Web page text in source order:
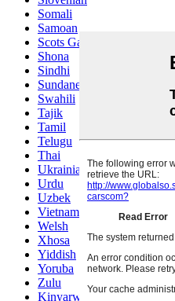
Somali
Samoan
Scots Gaelic
Shona
Sindhi
Sundanese
Swahili
Tajik
Tamil
Telugu
Thai
Ukrainian
Urdu
Uzbek
Vietnamese
Welsh
Xhosa
Yiddish
Yoruba
Zulu
Kinyarwanda